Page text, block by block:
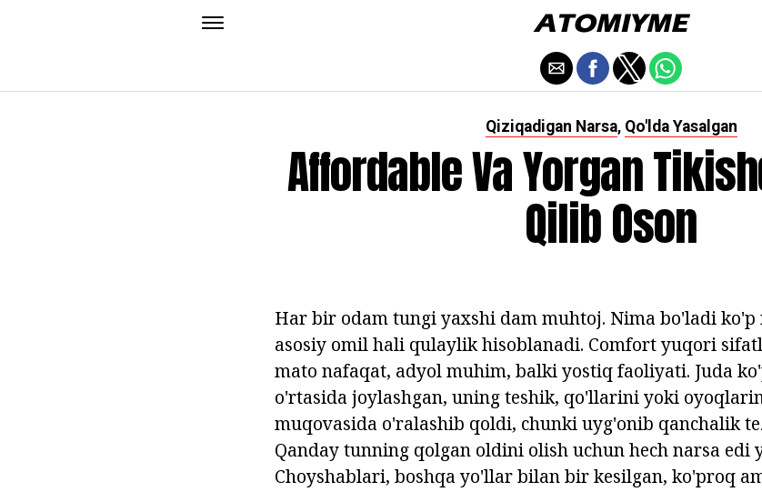
Qiziqadigan Narsa, Qo'lda Yasalgan
Affordable Va Yorgan
Qilib Oson
Har bir odam tungi yaxshi dam muhtoj. Nima bo'ladi
asosiy omil hali qulaylik hisoblanadi. Comfort yuqori
mato nafaqat, adyol muhim, balki yostiq faoliyati. Juda
o'rtasida joylashgan, uning teshik, qo'llarini yoki
muqovasida o'ralashib qoldi, chunki uyg'onib qanchalik
Qanday tunning qolgan oldini olish uchun hech narsa edi
Choyshablari, boshqa yo'llar bilan bir kesilgan, ko'proq